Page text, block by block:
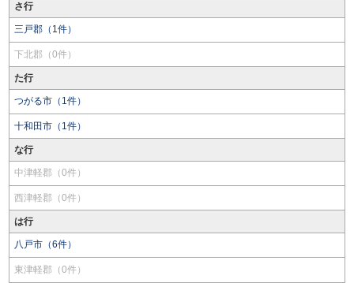
さ行
三戸郡（1件）
下北郡（0件）
た行
つがる市（1件）
十和田市（1件）
な行
中津軽郡（0件）
西津軽郡（0件）
は行
八戸市（6件）
東津軽郡（0件）